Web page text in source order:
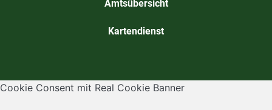
Amtsübersicht
Kartendienst
Cookie Consent mit Real Cookie Banner